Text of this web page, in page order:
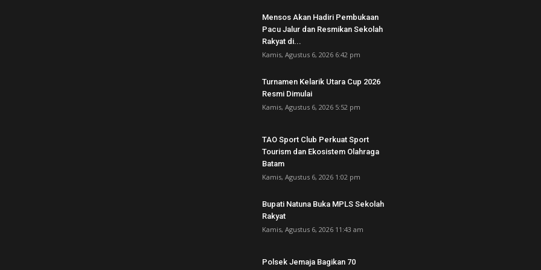
Mensos Akan Hadiri Pembukaan
Pacu Jalur dan Resmikan Sekolah
Rakyat di...
Kamis, Agustus 6, 2026 6:42 pm
Turnamen Kelarik Utara Cup 2026
Resmi Dimulai
Kamis, Agustus 6, 2026 5:52 pm
TAO Sport Club Perkuat Sport
Tourism dan Ekosistem Olahraga
Batam
Kamis, Agustus 6, 2026 1:02 pm
Bupati Natuna Buka MPLS Sekolah
Rakyat
Kamis, Agustus 6, 2026 11:43 am
Polsek Jemaja Bagikan 70